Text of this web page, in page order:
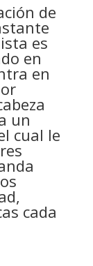
de
es
en
en
un
cual le
cada